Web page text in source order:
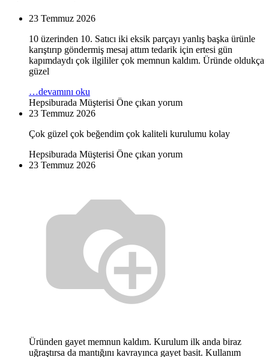
23 Temmuz 2026
10 üzerinden 10. Satıcı iki eksik parçayı yanlış başka ürünle
karıştırıp göndermiş mesaj attım tedarik için ertesi gün
kapımdaydı çok ilgililer çok memnun kaldım. Üründe oldukça
güzel
…devamını oku
Hepsiburada Müşterisi Öne çıkan yorum
23 Temmuz 2026
Çok güzel çok beğendim çok kaliteli kurulumu kolay
Hepsiburada Müşterisi Öne çıkan yorum
23 Temmuz 2026
Üründen gayet memnun kaldım. Kurulum ilk anda biraz
uğraştırsa da mantığını kavrayınca gayet basit. Kullanım